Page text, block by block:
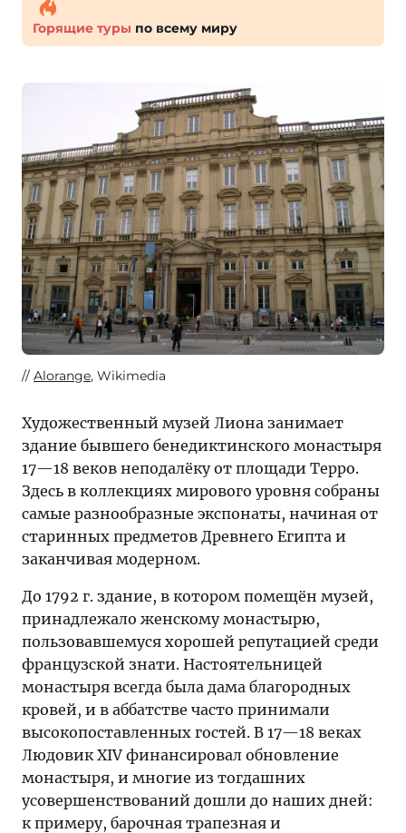
Горящие туры по всему миру
Alorange, Wikimedia
Художественный музей Лиона занимает
здание бывшего бенедиктинского монастыря
17—18 веков неподалёку от площади Терро.
Здесь в коллекциях мирового уровня собраны
самые разнообразные экспонаты, начиная от
старинных предметов Древнего Египта и
заканчивая модерном.
До 1792 г. здание, в котором помещён музей,
принадлежало женскому монастырю,
пользовавшемуся хорошей репутацией среди
французской знати. Настоятельницей
монастыря всегда была дама благородных
кровей, и в аббатстве часто принимали
высокопоставленных гостей. В 17—18 веках
Людовик XIV финансировал обновление
монастыря, и многие из тогдашних
усовершенствований дошли до наших дней:
к примеру, барочная трапезная и